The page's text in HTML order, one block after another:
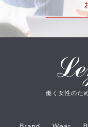
働く女性のた